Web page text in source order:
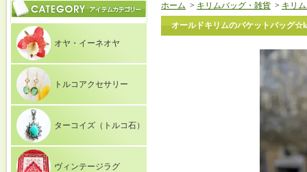
オヤ・イーネオヤ
トルコアクセサリー
ターコイズ（トルコ石）
ヴィンテージラグ
ホーム > キリムバッグ・雑貨 > キリ
オールドキリムのバケットバッグ